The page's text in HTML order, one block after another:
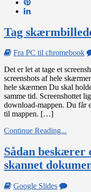
Tag
Fra PC til chromebook
Det er let at tage et
screenshots af hele
hele skærmen Du skal
samme tid. Screenshottet
download-mappen. Du får
til mappen. […]
Continue Reading...
Sådan beskærer
skannet
Google Slides
on